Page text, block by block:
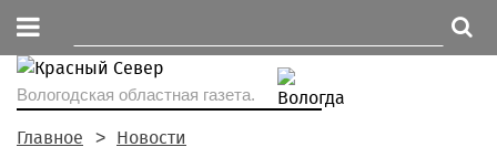
Вологодская областная газета.
Главное Новости